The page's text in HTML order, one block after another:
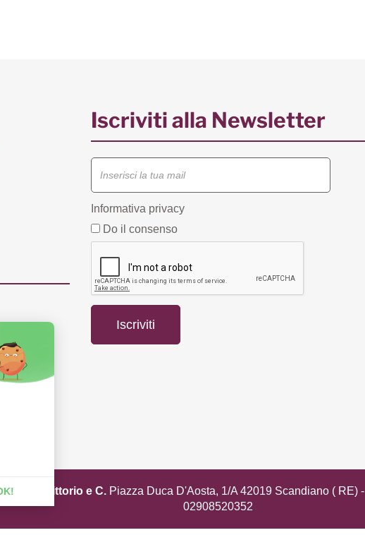
(RE)
Iscriviti alla Newsletter
Informativa privacy
Do il consenso
Vittorio e C. Piazza Duca D'Aosta, 1/A 42019 Scandiano ( RE) -
02908520352